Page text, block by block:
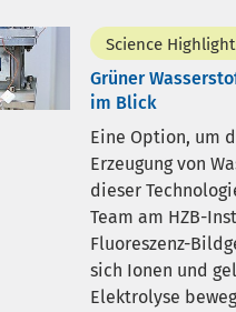
Science Highlight
Grüner
im Blick
Eine Option, um
Erzeugung von
dieser
Team am HZB-
Fluoreszenz-
sich Ionen und
Elektrolyse